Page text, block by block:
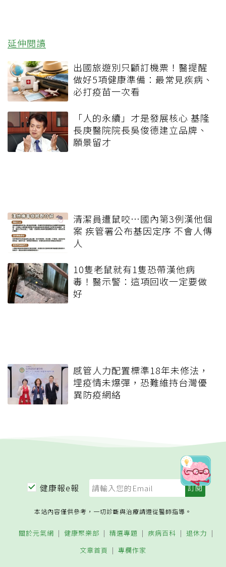
延伸閱讀
出國旅遊別只顧訂機票！醫提醒
做好5項健康準備：最常見疾病、
必打疫苗一次看
「人的永續」才是發展核心 基隆
長庚醫院院長吳俊德建立品牌、
願景留才
清潔員遭鼠咬…國內第3例漢他個
案 疾管署公布基因定序 不會人傳
人
10隻老鼠就有1隻恐帶漢他病
毒！醫示警：這項回收一定要做
好
感管人力配置標準18年未修法，
埋疫情未爆彈，恐難維持台灣優
異防疫網絡
健康報e報
本站內容僅供參考，一切診斷與治療請遵從醫師指導。
關於元氣網 健康聚樂部 精選專題 疾病百科
退休力
文章首頁
專欄作家